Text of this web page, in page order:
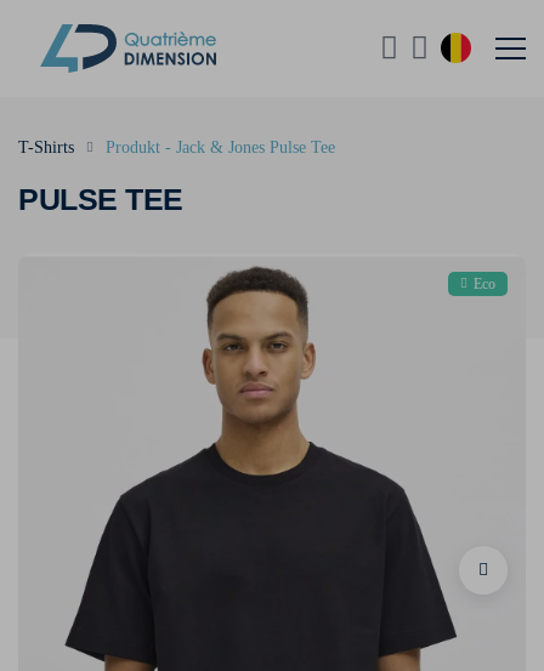
PULSE TEE
T-Shirts Produkt - Jack & Jones Pulse Tee
Eco